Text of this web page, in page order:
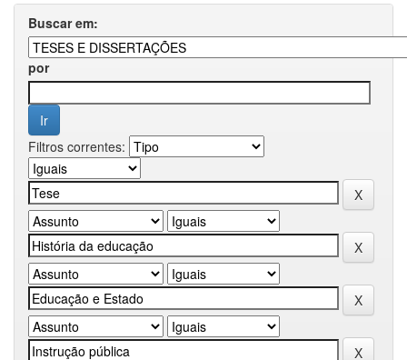
Buscar em:
por
Filtros correntes: